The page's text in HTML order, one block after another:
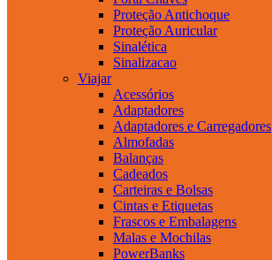
Proteção Antichoque
Proteção Auricular
Sinalética
Sinalizacao
Viajar
Acessórios
Adaptadores
Adaptadores e Carregadores
Almofadas
Balanças
Cadeados
Carteiras e Bolsas
Cintas e Etiquetas
Frascos e Embalagens
Malas e Mochilas
PowerBanks